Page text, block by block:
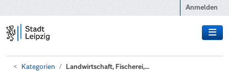
Anmelden
Kategorien Landwirtschaft, Fischerei,...